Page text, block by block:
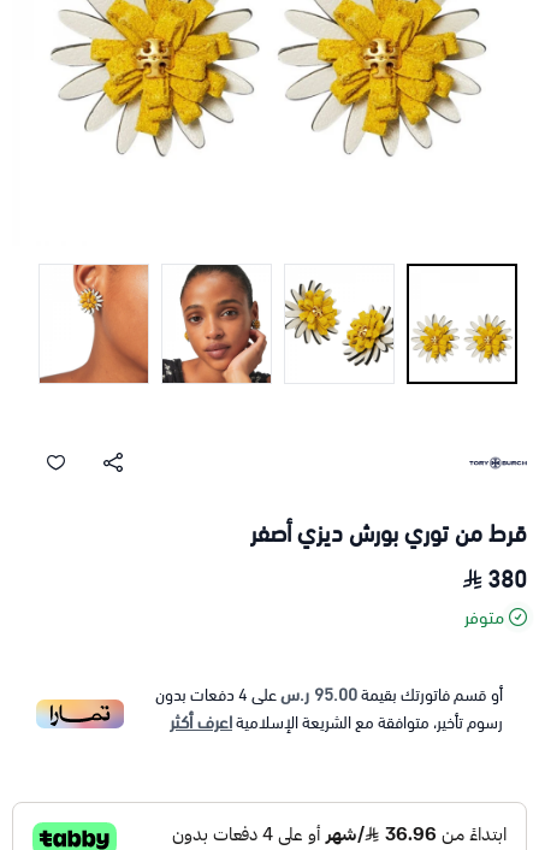
قرط من توري بورش ديزي أصفر
380
متوفر
أو قسم فاتورتك بقيمة95.00 ر.س على4دفعات بدون
رسوم تأخير، متوافقة مع الشريعة الإسلاميةاعرف أكثر